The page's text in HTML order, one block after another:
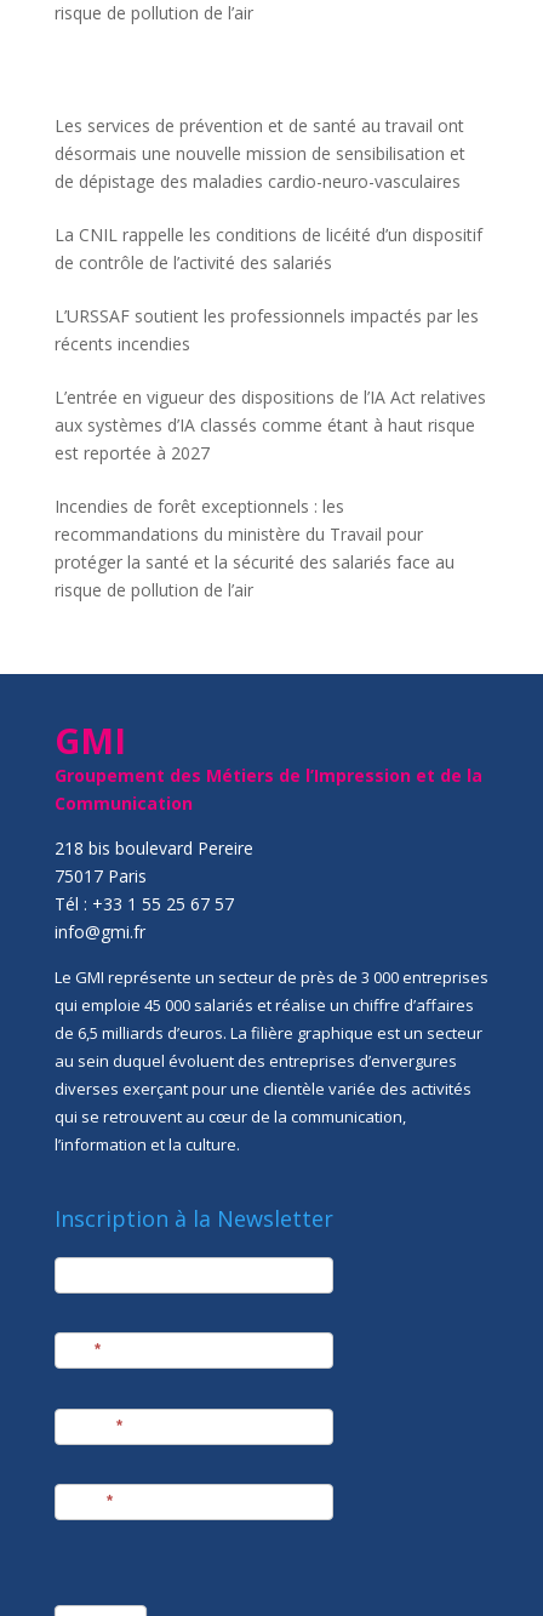
risque de pollution de l’air
Les services de prévention et de santé au travail ont
désormais une nouvelle mission de sensibilisation et
de dépistage des maladies cardio-neuro-vasculaires
La CNIL rappelle les conditions de licéité d’un dispositif
de contrôle de l’activité des salariés
L’URSSAF soutient les professionnels impactés par les
récents incendies
L’entrée en vigueur des dispositions de l’IA Act relatives
aux systèmes d’IA classés comme étant à haut risque
est reportée à 2027
Incendies de forêt exceptionnels : les
recommandations du ministère du Travail pour
protéger la santé et la sécurité des salariés face au
risque de pollution de l’air
GMI
Groupement des Métiers de l’Impression et de la
Communication
218 bis boulevard Pereire
75017 Paris
Tél : +33 1 55 25 67 57
info@gmi.fr
Le GMI représente un secteur de près de 3 000 entreprises
qui emploie 45 000 salariés et réalise un chiffre d’affaires
de 6,5 milliards d’euros. La filière graphique est un secteur
au sein duquel évoluent des entreprises d’envergures
diverses exerçant pour une clientèle variée des activités
qui se retrouvent au cœur de la communication,
l’information et la culture.
Inscription à la Newsletter
newsletter
*
*
*